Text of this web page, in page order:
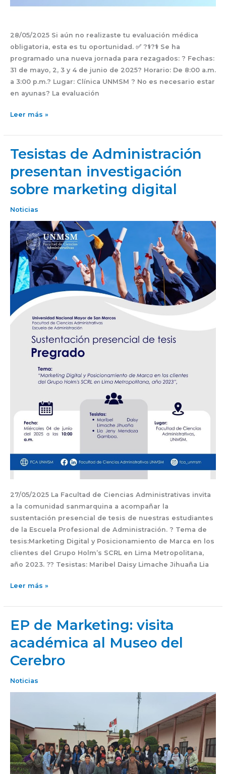
28/05/2025 Si aún no realizaste tu evaluación médica
obligatoria, esta es tu oportunidad. ✅ ?‍⚕️?‍⚕️ Se ha
programado una nueva jornada para rezagados: ?️ Fechas:
31 de mayo, 2, 3 y 4 de junio de 2025? Horario: De 8:00 a.m.
a 3:00 p.m.? Lugar: Clínica UNMSM ? No es necesario estar
en ayunas? La evaluación
Leer más »
Tesistas de Administración
presentan investigación
sobre marketing digital
Noticias
27/05/2025 La Facultad de Ciencias Administrativas invita
a la comunidad sanmarquina a acompañar la
sustentación presencial de tesis de nuestras estudiantes
de la Escuela Profesional de Administración. ? Tema de
tesis:Marketing Digital y Posicionamiento de Marca en los
clientes del Grupo Holm’s SCRL en Lima Metropolitana,
año 2023. ?‍? Tesistas: Maribel Daisy Limache Jihuaña Lia
Tesistas
Administración
presentan
sobre
marketing
digital
Leer más »
EP de Marketing: visita
académica al Museo del
Cerebro
Noticias
EP
Marketing:
visita
al
Museo